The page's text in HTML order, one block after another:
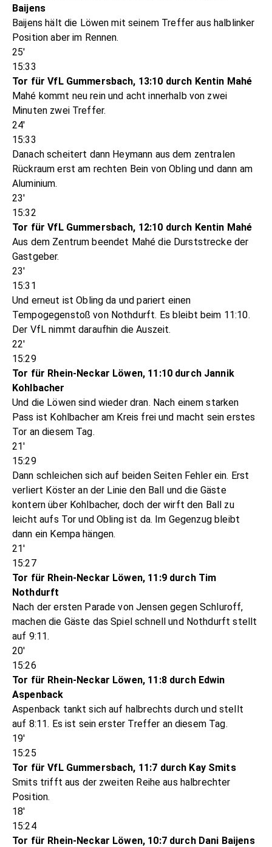
Baijens
Baijens hält die Löwen mit seinem Treffer aus halblinker
Position aber im Rennen.
25'
15:33
Tor für VfL Gummersbach, 13:10 durch Kentin Mahé
Mahé kommt neu rein und acht innerhalb von zwei
Minuten zwei Treffer.
24'
15:33
Danach scheitert dann Heymann aus dem zentralen
Rückraum erst am rechten Bein von Obling und dann am
Aluminium.
23'
15:32
Tor für VfL Gummersbach, 12:10 durch Kentin Mahé
Aus dem Zentrum beendet Mahé die Durststrecke der
Gastgeber.
23'
15:31
Und erneut ist Obling da und pariert einen
Tempogegenstoß von Nothdurft. Es bleibt beim 11:10.
Der VfL nimmt daraufhin die Auszeit.
22'
15:29
Tor für Rhein-Neckar Löwen, 11:10 durch Jannik
Kohlbacher
Und die Löwen sind wieder dran. Nach einem starken
Pass ist Kohlbacher am Kreis frei und macht sein erstes
Tor an diesem Tag.
21'
15:29
Dann schleichen sich auf beiden Seiten Fehler ein. Erst
verliert Köster an der Linie den Ball und die Gäste
kontern über Kohlbacher, doch der wirft den Ball zu
leicht aufs Tor und Obling ist da. Im Gegenzug bleibt
dann ein Kempa hängen.
21'
15:27
Tor für Rhein-Neckar Löwen, 11:9 durch Tim
Nothdurft
Nach der ersten Parade von Jensen gegen Schluroff,
machen die Gäste das Spiel schnell und Nothdurft stellt
auf 9:11.
20'
15:26
Tor für Rhein-Neckar Löwen, 11:8 durch Edwin
Aspenback
Aspenback tankt sich auf halbrechts durch und stellt
auf 8:11. Es ist sein erster Treffer an diesem Tag.
19'
15:25
Tor für VfL Gummersbach, 11:7 durch Kay Smits
Smits trifft aus der zweiten Reihe aus halbrechter
Position.
18'
15:24
Tor für Rhein-Neckar Löwen, 10:7 durch Dani Baijens